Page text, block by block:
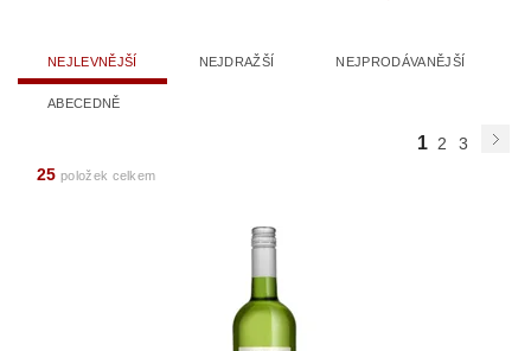
NEJLEVNĚJŠÍ NEJDRAŽŠÍ NEJPRODÁVANĚJŠÍ
ABECEDNĚ
1 2
3
25 položek celkem